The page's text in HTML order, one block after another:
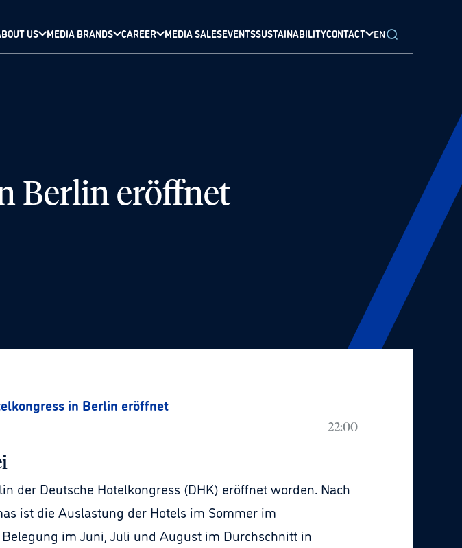
US MEDIA BRANDS CAREER MEDIA SALESEVENTSSUSTAINABILITYCONTACT EN
Berlin eröffnet
in Berlin eröffnet
22:00
der Deutsche Hotelkongress (DHK) eröffnet worden. Nach
ist die Auslastung der Hotels im Sommer im
im Juni, Juli und August im Durchschnitt in